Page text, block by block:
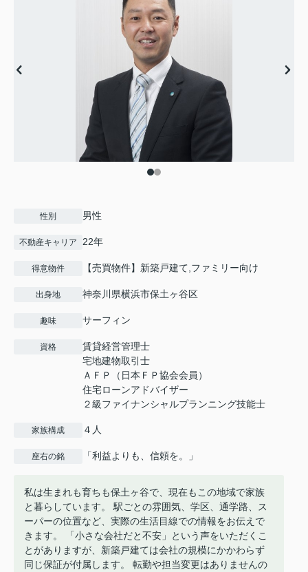
性別 男性
不動産キャリア 22年
得意物件 【売買物件】新築戸建て,ファミリー向け
出身地 神奈川県横浜市保土ヶ谷区
趣味 サーフィン
資格
賃貸経営管理士
宅地建物取引士
ＡＦＰ（日本ＦＰ協会会員）
住宅ローンアドバイザー
２級ファイナンシャルプランニング技能士
家族構成 ４人
座右の銘 「利益よりも、信頼を。」
私は生まれも育ちも保土ヶ谷で、現在もこの地域で家族
と暮らしています。 駅ごとの雰囲気、学区、通学路、ス
ーパーの位置など、実際の生活目線での情報をお伝えで
きます。 「小さな会社だと不安」という声をいただくこ
とがありますが、新築戸建ては会社の規模にかかわらず
同じ保証が付属します。 転勤や担当変更はありませんの